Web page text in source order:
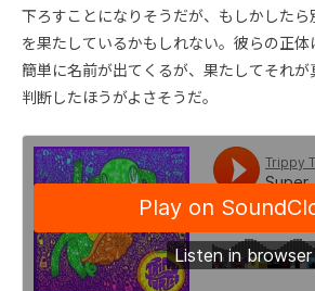
下ろすことになりそうだが、もしかしたら
を果たしているかもしれない。彼らの正
簡単に名前が出てくるが、果たしてそれが
判断したほうがよさそうだ。